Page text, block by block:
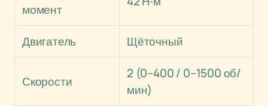
момент
Двигатель Щёточный
Скорости
2 (0–400 / 0–1500 об/
мин)